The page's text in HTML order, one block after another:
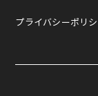
プライバシーポリ